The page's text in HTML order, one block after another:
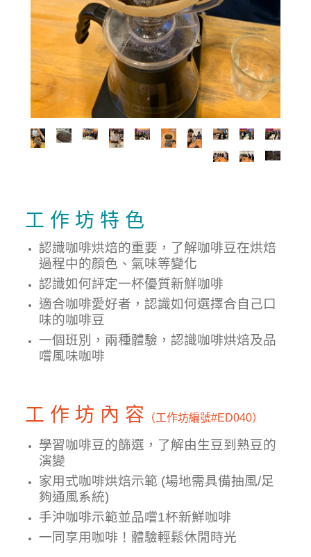
工 作 坊 特 色
認識咖啡烘焙的重要，了解咖啡豆在烘焙
過程中的顏色、氣味等變化
認識如何評定一杯優質新鮮咖啡
適合咖啡愛好者，認識如何選擇合自己口
味的咖啡豆
一個班別，兩種體驗，認識咖啡烘焙及品
嚐風味咖啡
工 作 坊 內 容 （工作坊編號#ED040）
學習咖啡豆的篩選，了解由生豆到熟豆的
演變
家用式咖啡烘焙示範 (場地需具備抽風/足
夠通風系統)
手沖咖啡示範並品嚐1杯新鮮咖啡
一同享用咖啡！體驗輕鬆休閒時光